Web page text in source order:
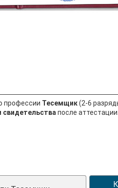
профессии Тесемщик(2-6
свидетельства после аттестации.